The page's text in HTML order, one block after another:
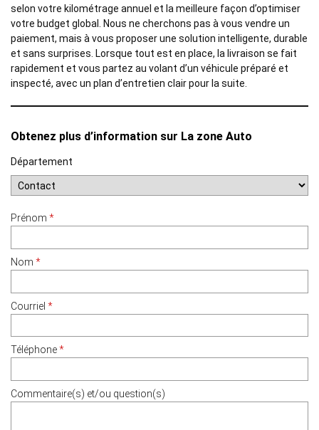
selon votre kilométrage annuel et la meilleure façon d’optimiser
votre budget global. Nous ne cherchons pas à vous vendre un
paiement, mais à vous proposer une solution intelligente, durable
et sans surprises. Lorsque tout est en place, la livraison se fait
rapidement et vous partez au volant d’un véhicule préparé et
inspecté, avec un plan d’entretien clair pour la suite.
Obtenez plus d’information sur La zone Auto
Département
Prénom *
Nom *
Courriel *
Téléphone*
Commentaire(s) et/ou question(s)